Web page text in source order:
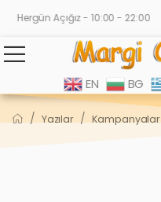
Hergün Açığız - 10:00 - 22:00
EN BG
/ Yazılar / Kampanyalar